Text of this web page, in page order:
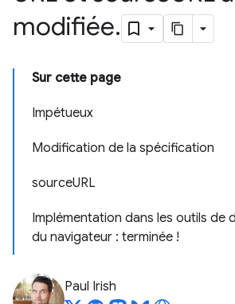
modifiée.
Sur cette page
Impétueux
Modification de la spécification
sourceURL
Implémentation dans les outils de
du navigateur : terminée !
Paul Irish